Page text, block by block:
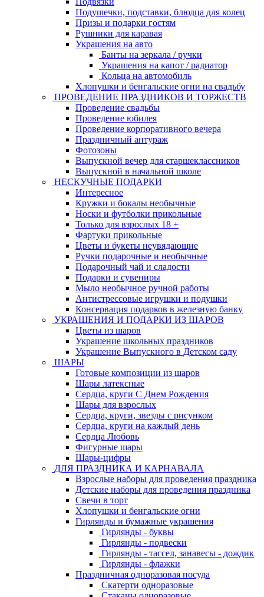
Подушечки, подставки, блюдца для колец
Призы и подарки гостям
Рушники для каравая
Украшения на авто
Банты на зеркала / ручки
Украшения на капот / радиатор
Кольца на автомобиль
Хлопушки и бенгальские огни на свадьбу
ПРОВЕДЕНИЕ ПРАЗДНИКОВ И ТОРЖЕСТВ
Проведение свадьбы
Проведение юбилея
Проведение корпоративного вечера
Праздничный антураж
Фотозоны
Выпускной вечер для старшеклассников
Выпускной в начальной школе
НЕСКУЧНЫЕ ПОДАРКИ
Интересное
Кружки и бокалы необычные
Носки и футболки прикольные
Только для взрослых 18 +
Фартуки прикольные
Цветы и букеты неувядающие
Ручки подарочные и необычные
Подарочный чай и сладости
Подарки и сувениры
Мыло необычное ручной работы
Антистрессовые игрушки и подушки
Консервация подарков в железную банку
УКРАШЕНИЯ И ПОДАРКИ ИЗ ШАРОВ
Цветы из шаров
Украшение школьных праздников
Украшение Выпускного в Детском саду
ШАРЫ
Готовые композиции из шаров
Шары латексные
Сердца, круги С Днем Рождения
Шары для взрослых
Сердца, круги, звезды с рисунком
Сердца, круги на каждый день
Сердца Любовь
Фигурные шары
Шары-цифры
ДЛЯ ПРАЗДНИКА И КАРНАВАЛА
Взрослые наборы для проведения праздника
Детские наборы для проведения праздника
Свечи в торт
Хлопушки и бенгальские огни
Гирлянды и бумажные украшения
Гирлянды - буквы
Гирлянды - подвески
Гирлянды - тассел, занавесы - дождик
Гирлянды - флажки
Праздничная одноразовая посуда
Скатерти одноразовые